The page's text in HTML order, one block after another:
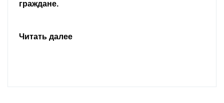
граждане.
Читать далее